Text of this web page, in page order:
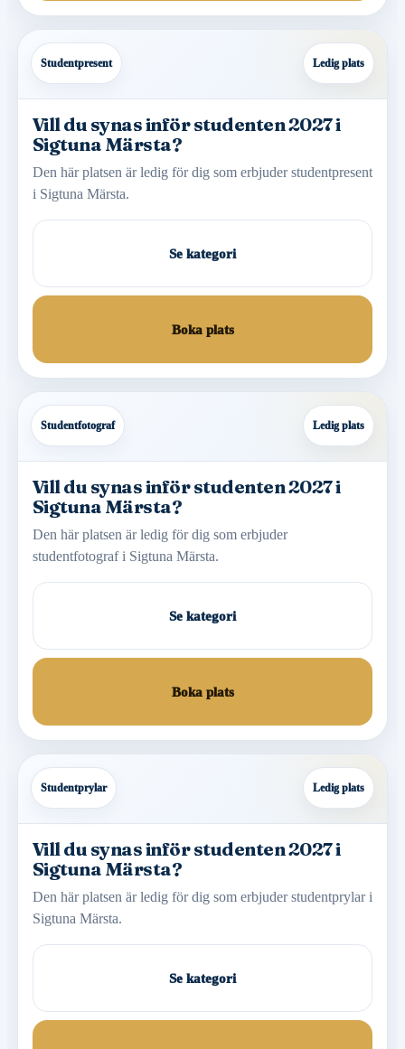
Studentpresent Ledig plats
Vill du synas inför studenten 2027 i
Sigtuna Märsta?
Den här platsen är ledig för dig som erbjuder studentpresent
i Sigtuna Märsta.
Se kategori
Boka plats
Studentfotograf Ledig plats
Vill du synas inför studenten 2027 i
Sigtuna Märsta?
Den här platsen är ledig för dig som erbjuder
studentfotograf i Sigtuna Märsta.
Se kategori
Boka plats
Studentprylar Ledig plats
Vill du synas inför studenten 2027 i
Sigtuna Märsta?
Den här platsen är ledig för dig som erbjuder studentprylar i
Sigtuna Märsta.
Se kategori